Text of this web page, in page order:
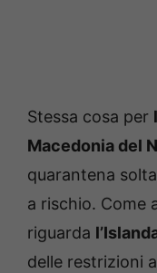
Stessa cosa per
Macedonia del
quarantena
a rischio. Come
riguarda
delle restrizioni